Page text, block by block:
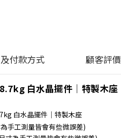
付款方式 顧客評價
白水晶擺件｜特製木座
白水晶擺件｜特製木座
手工測量皆會有些微誤差)